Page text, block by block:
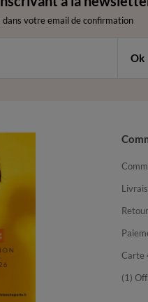
dans votre email de confirmation
Ok
Carte
(1)